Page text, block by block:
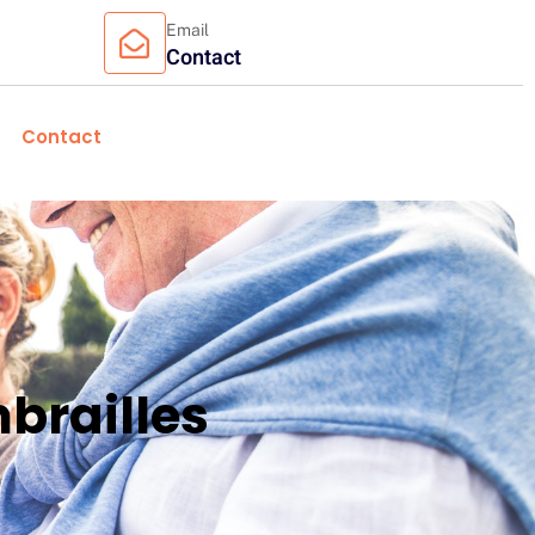
Email
Contact
Contact